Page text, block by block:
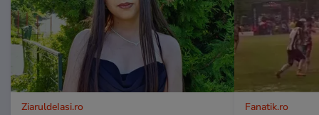
ZiaruldeIasi.ro Fanatik.ro